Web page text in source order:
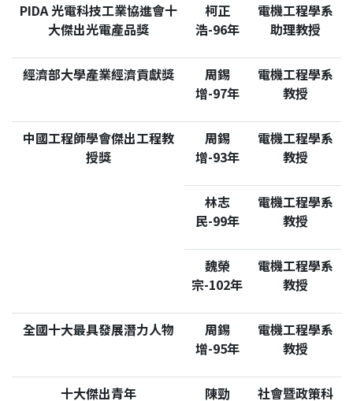
PIDA光電科技工業協進會十
大傑出光電產品獎
柯正
浩-96年
電機工程學系
助理教授
經濟部大學產業經濟貢獻獎
周錫
增-97年
電機工程學系
教授
中國工程師學會傑出工程教
授獎
周錫
增-93年
電機工程學系
教授
林志
民-99年
電機工程學系
教授
魏榮
宗-102年
電機工程學系
教授
全國十大最具發展潛力人物
周錫
增-95年
電機工程學系
教授
十大傑出青年 陳勁 社會暨政策科